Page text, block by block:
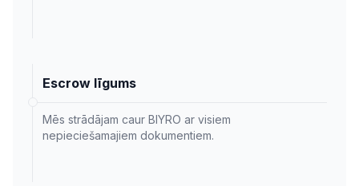
Escrow līgums
Mēs strādājam caur BIYRO ar visiem
nepieciešamajiem dokumentiem.